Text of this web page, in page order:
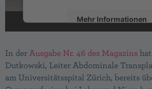
Mehr Informationen
powered byUsercentrics
Management Platform
In derAusgabe Nr. 46 des Magazins
Dutkowski, Leiter Abdominale
am Universitätsspital Zürich, bereits